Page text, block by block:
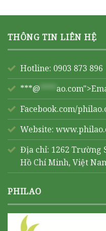
THÔNG TIN LIÊN HỆ
Hotline: 0903 873 896
***@ ****
Facebook.com/
Website:
Địa chỉ: 1262 Trường
Hồ Chí Minh, Việt
PHILAO